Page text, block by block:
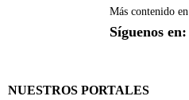
Más contenido en
Síguenos en:
NUESTROS PORTALES